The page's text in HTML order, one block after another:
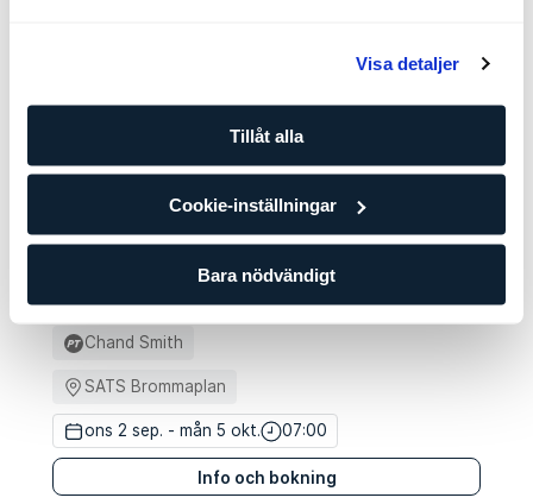
Visa detaljer
Tillåt alla
Cookie-inställningar
Bara nödvändigt
tis 1 sep. - tis 3 nov. 18:00
Chand Smith
SATS Brommaplan
ons 2 sep. - mån 5 okt. 07:00
Info och bokning